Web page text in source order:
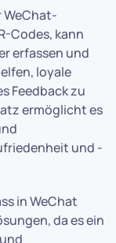
WeChat-
Codes, kann
erfassen und
loyale
Feedback zu
ermöglicht es
und -
in WeChat
da es ein